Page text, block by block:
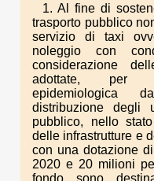
1. Al fine di
trasporto pubblico
servizio di taxi
noleggio con
considerazione
adottate, per
epidemiologica
distribuzione degli
pubblico, nello
delle infrastrutture e
con una dotazione
2020 e 20 milioni
fondo sono